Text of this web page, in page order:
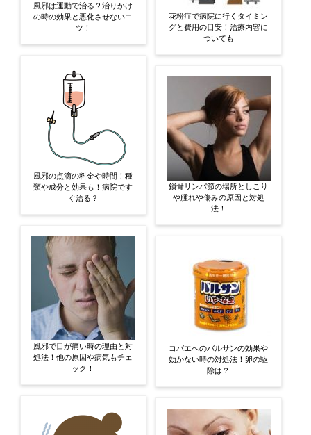
風邪は運動で治る？治りかけ
の時の効果と悪化させないコ
ツ！
風邪の点滴の料金や時間！種
類や成分と効果も！病院です
ぐ治る？
風邪で目が痛い時の理由と対
処法！他の原因や病気もチェ
ック！
花粉症で病院に行くタイミン
グと費用の目安！治療内容に
ついても
鎖骨リンパ節の場所としこり
や腫れや傷みの原因と対処
法！
コバエへのバルサンの効果や
効かない時の対処法！卵の駆
除は？